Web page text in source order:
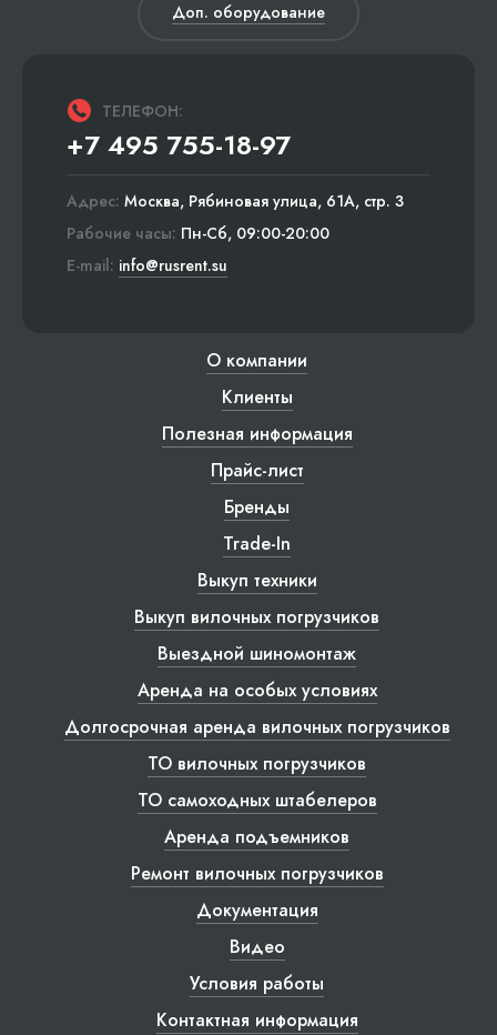
Доп. оборудование
ТЕЛЕФОН:
+7 495 755-18-97
Адрес: Москва, Рябиновая улица, 61А, стр. 3
Рабочие часы: Пн-Сб, 09:00-20:00
E-mail: info@rusrent.su
О компании
Клиенты
Полезная информация
Прайс-лист
Бренды
Trade-In
Выкуп техники
Выкуп вилочных погрузчиков
Выездной шиномонтаж
Аренда на особых условиях
Долгосрочная аренда вилочных погрузчиков
ТО вилочных погрузчиков
ТО самоходных штабелеров
Аренда подъемников
Ремонт вилочных погрузчиков
Документация
Видео
Условия работы
Контактная информация